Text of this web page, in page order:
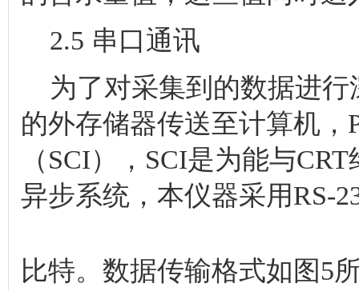
2.5 串口通讯
为了对采集到的数据进行
的外存储器传送至计算机，
（SCI），SCI是为能与
异步系统，本仪器采用RS-
比特。数据传输格式如图5